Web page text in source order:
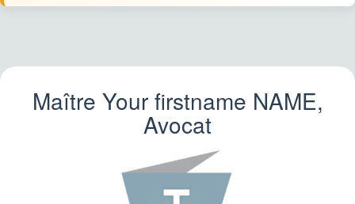
Maître Your firstname NAME,
Avocat